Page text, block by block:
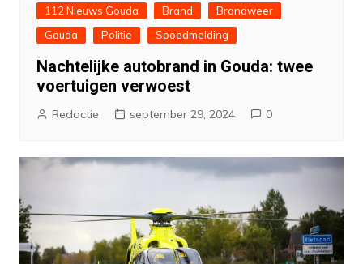
112 Nieuws Gouda Brand
Brandweer
Gouda
Politie Spoedmelding
Nachtelijke autobrand in Gouda: twee
voertuigen verwoest
Redactie september 29, 2024 0